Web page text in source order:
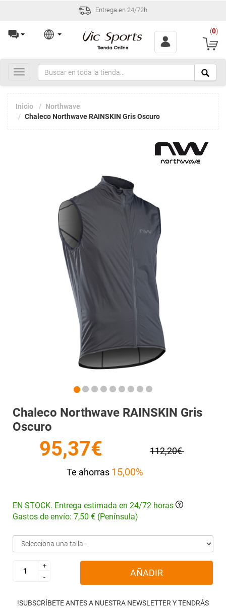
Entrega en 24/72h
(0)
Toggle
navigation
Inicio
Northwave
Chaleco Northwave RAINSKIN Gris Oscuro
Chaleco Northwave RAINSKIN Gris
Oscuro
95,37€
112,20€
Te ahorras 15,00%
EN STOCK. Entrega estimada en 24/72 horas
Gastos de envío: 7,50 € (Península)
+
-
+
-
AÑADIR
!SUBSCRÍBETE ANTES A NUESTRA NEWSLETTER Y TENDRÁS